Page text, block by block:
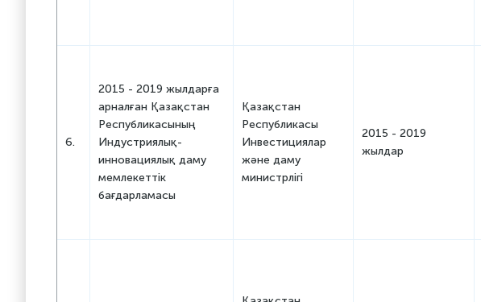
6.
2015 - 2019 жылдарға
арналған Қазақстан
Республикасының
Индустриялық-
инновациялық даму
мемлекеттік
бағдарламасы
Қазақстан
Республикасы
Инвестициялар
және даму
министрлігі
2015 - 2019
жылдар